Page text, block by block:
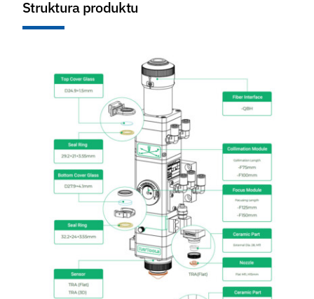
Struktura produktu